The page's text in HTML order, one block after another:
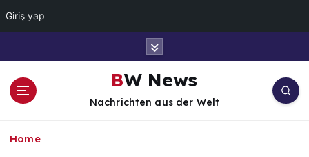
Giriş yap
BW News
Nachrichten aus der Welt
Home